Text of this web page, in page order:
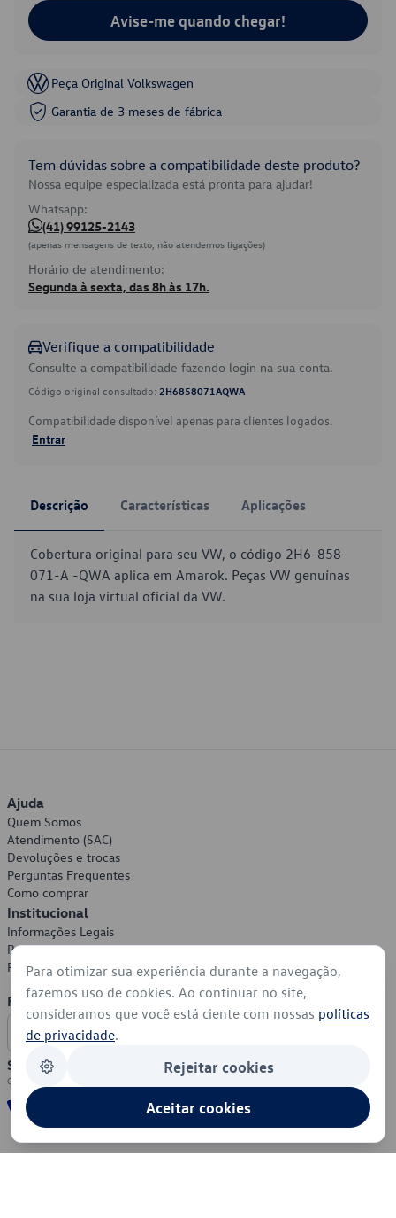
Avise-me quando chegar!
Peça Original Volkswagen
Garantia de 3 meses de fábrica
Tem dúvidas sobre a compatibilidade deste produto?
Nossa equipe especializada está pronta para ajudar!
Whatsapp:
(41) 99125-2143
(apenas mensagens de texto, não atendemos ligações)
Horário de atendimento:
Segunda à sexta, das 8h às 17h.
Verifique a compatibilidade
Consulte a compatibilidade fazendo login na sua conta.
Código original consultado: 2H6858071AQWA
Compatibilidade disponível apenas para clientes logados.
Entrar
Descrição Características Aplicações
Cobertura original para seu VW, o código 2H6-858-
071-A -QWA aplica em Amarok. Peças VW genuínas
na sua loja virtual oficial da VW.
Ajuda
Quem Somos
Atendimento (SAC)
Devoluções e trocas
Perguntas Frequentes
Como comprar
Institucional
Informações Legais
Política de Privacidade
Política de Cookies
Formas de Pagamento
Segurança
Para otimizar sua experiência durante a navegação,
fazemos uso de cookies. Ao continuar no site,
consideramos que você está ciente com nossas políticas
de privacidade.
Rejeitar cookies
Aceitar cookies